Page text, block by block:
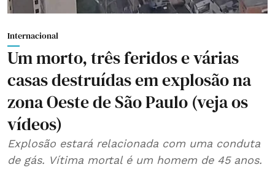
Internacional
Um morto, três feridos e várias
casas destruídas em explosão na
zona Oeste de São Paulo (veja os
vídeos)
Explosão estará relacionada com uma conduta
de gás. Vítima mortal é um homem de 45 anos.